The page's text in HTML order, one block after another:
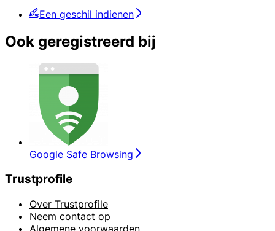
Een geschil indienen
Ook geregistreerd bij
Google Safe Browsing
Trustprofile
Over Trustprofile
Neem contact op
Algemene voorwaarden